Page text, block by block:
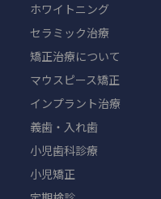
ホワイトニング
セラミック治療
矯正治療について
マウスピース矯正
インプラント治療
義歯・入れ歯
小児歯科診療
小児矯正